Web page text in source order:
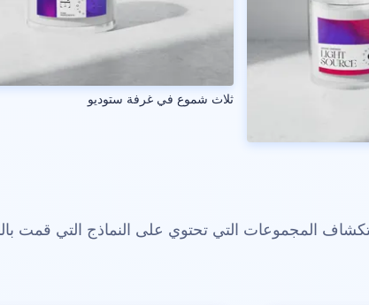
ثلاث شموع في غرفة ستوديو
المجموعات التي تحتوي على النماذج التي قمت